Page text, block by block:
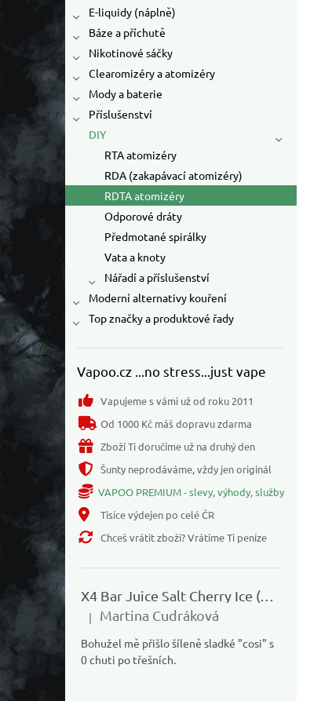
E-liquidy (náplně)
Báze a příchutě
Nikotinové sáčky
Clearomizéry a atomizéry
Mody a baterie
Příslušenství
DIY
RTA atomizéry
RDA (zakapávací atomizéry)
RDTA atomizéry
Odporové dráty
Předmotané spirálky
Vata a knoty
Nářadí a příslušenství
Moderní alternativy kouření
Top značky a produktové řady
Vapoo.cz ...no stress...just vape
Vapujeme s vámi už od roku 2011
Od 1000 Kč máš dopravu zdarma
Zboží Ti doručíme už na druhý den
Šunty neprodáváme, vždy jen originál
VAPOO PREMIUM - slevy, výhody, služby
Tisíce výdejen po celé ČR
Chceš vrátit zboží? Vrátíme Ti peníze
X4 Bar Juice Salt Cherry Ice (Chladivá třešeň) 10ml
Hodnocení produktu je 1 z 5 hvězdiček.
| Martina Cudráková
Bohužel mě přišlo šíleně sladké "cosi" s
0 chuti po třešních.